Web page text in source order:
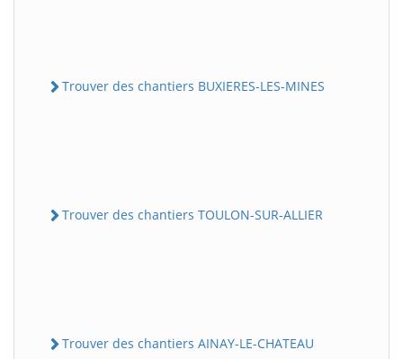
Trouver des chantiers BUXIERES-LES-MINES
Trouver des chantiers TOULON-SUR-ALLIER
Trouver des chantiers AINAY-LE-CHATEAU